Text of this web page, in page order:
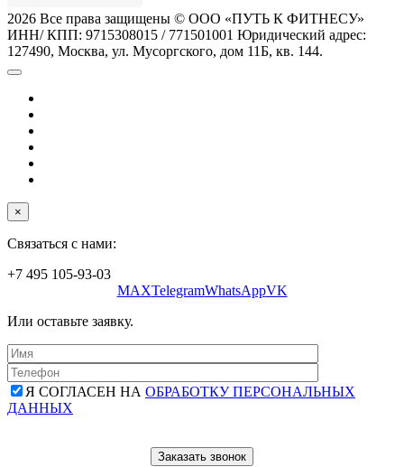
2026 Все права защищены © ООО «ПУТЬ К ФИТНЕСУ»
ИНН/ КПП: 9715308015 / 771501001 Юридический адрес:
127490, Москва, ул. Мусоргского, дом 11Б, кв. 144.
×
Связаться с нами:
+7 495 105-93-03
MAXTelegramWhatsAppVK
Или оставьте заявку.
Я СОГЛАСЕН НА ОБРАБОТКУ ПЕРСОНАЛЬНЫХ
ДАННЫХ